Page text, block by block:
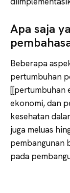
Apa saja
Beberapa
pertumbuhan
[[pertumbuhan
ekonomi, dan
kesehatan
juga meluas
pembangunan
pada